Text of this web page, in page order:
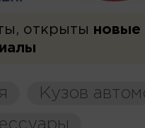
открыты новые
Кузов